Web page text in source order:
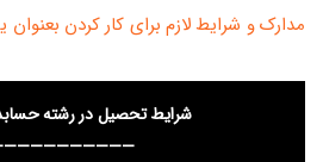
مدارک و شرایط لازم برای کار کردن بعنوان
شرایط تحصیل در رشته